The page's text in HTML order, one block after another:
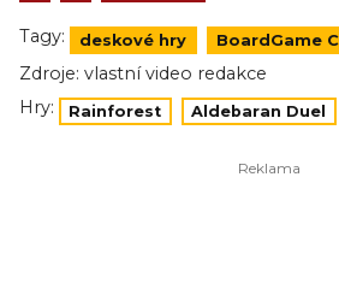
Tagy: deskové hry BoardGame
Zdroje: vlastní video redakce
Hry:
Rainforest Aldebaran Duel